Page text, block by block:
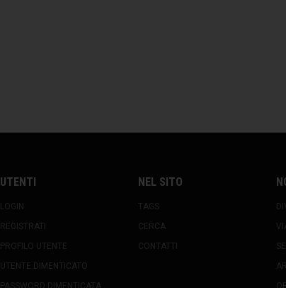
UTENTI
LOGIN
REGISTRATI
PROFILO UTENTE
UTENTE DIMENTICATO
PASSWORD DIMENTICATA
NEL SITO
TAGS
CERCA
CONTATTI